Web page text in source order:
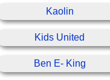
Kaolin
Kids United
Ben E- King